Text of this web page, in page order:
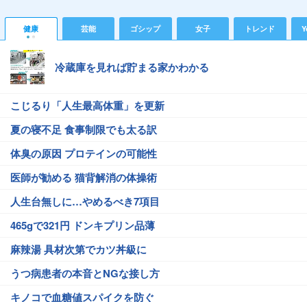
健康 芸能 ゴシップ 女子 トレンド
冷蔵庫を見れば貯まる家かわかる
こじるり「人生最高体重」を更新
夏の寝不足 食事制限でも太る訳
体臭の原因 プロテインの可能性
医師が勧める 猫背解消の体操術
人生台無しに…やめるべき7項目
465gで321円 ドンキプリン品薄
麻辣湯 具材次第でカツ丼級に
うつ病患者の本音とNGな接し方
キノコで血糖値スパイクを防ぐ